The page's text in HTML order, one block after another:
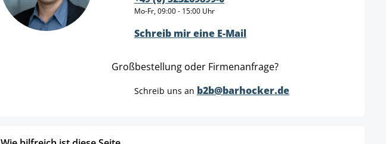
Mo-Fr, 09:00 - 15:00 Uhr
Schreib mir eine E-Mail
Großbestellung oder Firmenanfrage?
Schreib uns an b2b@barhocker.de